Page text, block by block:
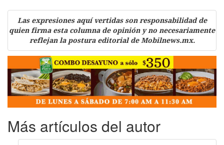
Las expresiones aquí vertidas son responsabilidad de
quien firma esta columna de opinión y no necesariamente
reflejan la postura editorial de Mobilnews.mx.
Más artículos del autor